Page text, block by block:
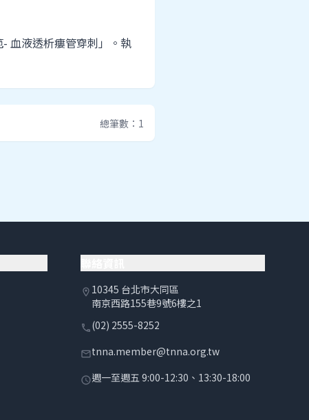
血液透析瘻管穿刺」。執
總筆數：1
location_on 10345 台北市大同區
南京西路155巷9號6樓之1
phone(02) 2555-8252
emailtnna.member@tnna.org.tw
schedule週一至週五 9:00-12:30、13:30-18:00